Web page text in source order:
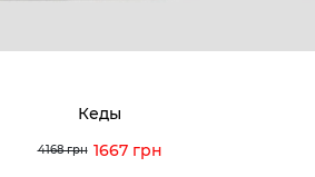
Кеды
4168 грн 1667 грн